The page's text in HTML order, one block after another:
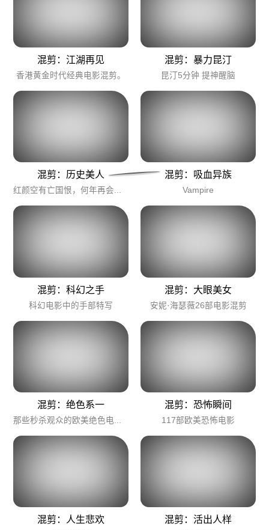
混剪：江湖再见
香港黄金时代经典电影混剪。
混剪：暴力昆汀
昆汀5分钟 提神醒脑
混剪：历史美人 混剪：吸血异族
Vampire
混剪：科幻之手
科幻电影中的手部特写
混剪：大眼美女
安妮·海瑟薇26部电影混剪
混剪：绝色系一 混剪：恐怖瞬间
117部欧美恐怖电影
混剪：人生悲欢 混剪：活出人样